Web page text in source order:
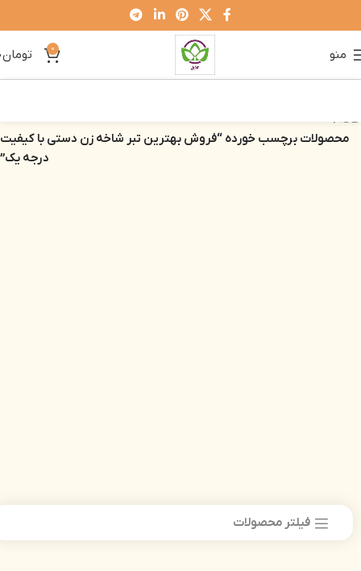
منو 0 تومان
خانه
محصولات برچسب خورده “فروش بهترین تبر شاخه زن دستی با کیفیت
درجه یک”
فیلتر محصولات